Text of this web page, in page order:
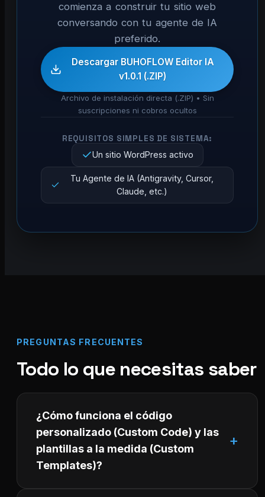
comienza a construir tu sitio web
conversando con tu agente de IA
preferido.
Descargar BUHOFLOW Editor IA
v1.0.1 (.ZIP)
Archivo de instalación directa (.ZIP) • Sin
suscripciones ni cobros ocultos
REQUISITOS SIMPLES DE SISTEMA:
Un sitio WordPress activo
Tu Agente de IA (Antigravity, Cursor,
Claude, etc.)
PREGUNTAS FRECUENTES
Todo lo que necesitas saber
¿Cómo funciona el código
personalizado (Custom Code) y las
plantillas a la medida (Custom
Templates)?